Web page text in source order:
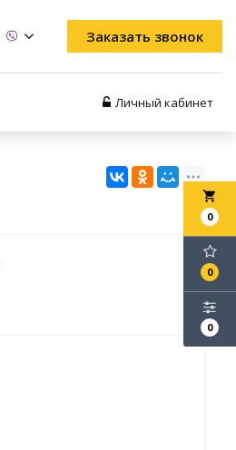
Заказать звонок
Личный кабинет
local_grocery_store
0
0
0